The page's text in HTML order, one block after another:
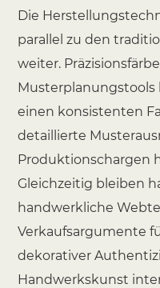
Die
parallel zu den
weiter.
Musterplanungstools
einen konsistenten
detaillierte
Produktionschargen
Gleichzeitig bleiben
handwerkliche
Verkaufsargumente
dekorativer
Handwerkskunst